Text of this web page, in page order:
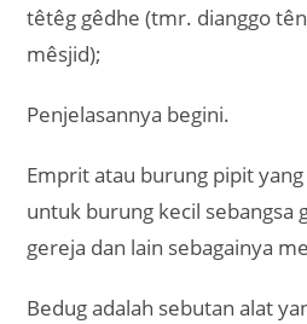
têtêg gêdhe (tmr. dianggo
mêsjid);
Penjelasannya begini.
Emprit atau burung pipit
untuk burung kecil sebangsa
gereja dan lain sebagainya
Bedug adalah sebutan alat